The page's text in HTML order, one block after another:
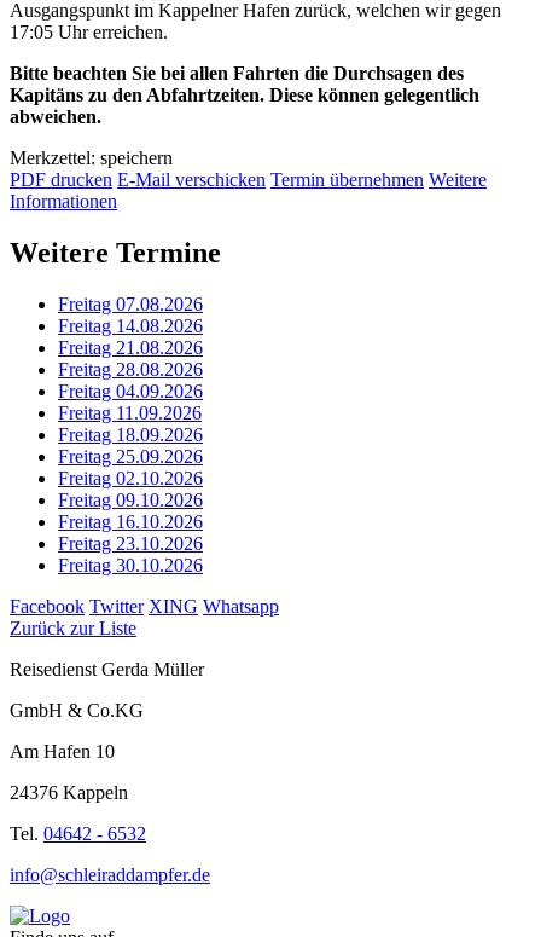
Ausgangspunkt im Kappelner Hafen zurück, welchen wir gegen
17:05 Uhr erreichen.
Bitte beachten Sie bei allen Fahrten die Durchsagen des
Kapitäns zu den Abfahrtzeiten. Diese können gelegentlich
abweichen.
Merkzettel: speichern
PDF drucken E-Mail verschicken Termin übernehmen Weitere
Informationen
Weitere Termine
Freitag 07.08.2026
Freitag 14.08.2026
Freitag 21.08.2026
Freitag 28.08.2026
Freitag 04.09.2026
Freitag 11.09.2026
Freitag 18.09.2026
Freitag 25.09.2026
Freitag 02.10.2026
Freitag 09.10.2026
Freitag 16.10.2026
Freitag 23.10.2026
Freitag 30.10.2026
Facebook Twitter XING Whatsapp
Zurück zur Liste
Reisedienst Gerda Müller
GmbH & Co.KG
Am Hafen 10
24376 Kappeln
Tel. 04642 - 6532
info@schleiraddampfer.de